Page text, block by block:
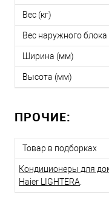
Вес (кг)
Вес наружного блока
Ширина (мм)
Высота (мм)
ПРОЧИЕ:
Товар в подборках
Кондиционеры для
Haier LIGHTERA.